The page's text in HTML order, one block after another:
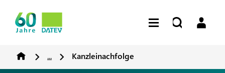
... Kanzleinachfolge